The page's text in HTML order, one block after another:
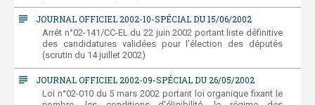
subject JOURNAL OFFICIEL 2002-10-SPÉCIAL DU 15/06/2002
Arrêt n°02-141/CC-EL du 22 juin 2002 portant liste définitive
des candidatures validées pour l’élection des députés
(scrutin du 14 juillet 2002)
subject JOURNAL OFFICIEL 2002-09-SPÉCIAL DU 26/05/2002
Loi n°02-010 du 5 mars 2002 portant loi organique fixant le